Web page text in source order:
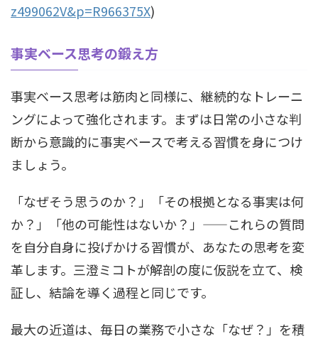
z499062V&p=R966375X)
事実ベース思考の鍛え方
事実ベース思考は筋肉と同様に、継続的なトレーニ
ングによって強化されます。まずは日常の小さな判
断から意識的に事実ベースで考える習慣を身につけ
ましょう。
「なぜそう思うのか？」「その根拠となる事実は何
か？」「他の可能性はないか？」——これらの質問
を自分自身に投げかける習慣が、あなたの思考を変
革します。三澄ミコトが解剖の度に仮説を立て、検
証し、結論を導く過程と同じです。
最大の近道は、毎日の業務で小さな「なぜ？」を積